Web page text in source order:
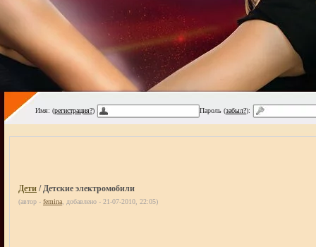
Имя: (регистрация?) Пароль (забыл?):
Дети / Детские электромобили
(автор - femina , добавлено - 21-07-2010, 22:05)